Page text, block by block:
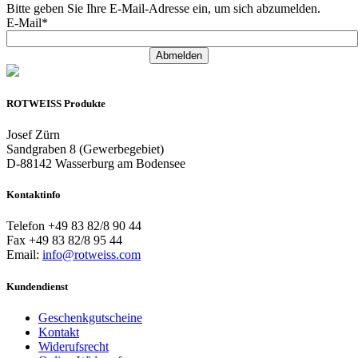
Bitte geben Sie Ihre E-Mail-Adresse ein, um sich abzumelden.
E-Mail*
Abmelden
ROTWEISS Produkte
Josef Zürn
Sandgraben 8 (Gewerbegebiet)
D-88142 Wasserburg am Bodensee
Kontaktinfo
Telefon +49 83 82/8 90 44
Fax +49 83 82/8 95 44
Email: info@rotweiss.com
Kundendienst
Geschenkgutscheine
Kontakt
Widerufsrecht